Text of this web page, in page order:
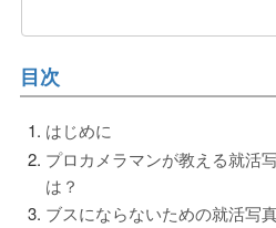
目次
はじめに
プロカメラマンが教える就活
は？
ブスにならないための就活写